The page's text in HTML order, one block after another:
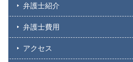
弁護士紹介
弁護士費用
アクセス